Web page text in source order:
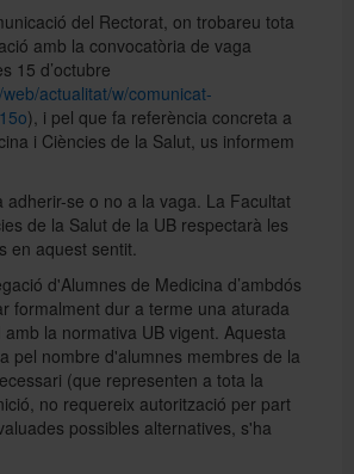
del Rectorat, on trobareu tota
amb la convocatòria de vaga
15 d’octubre
actualitat/w/comunicat-
), i pel que fa referència concreta a
i Ciències de la Salut, us informem
adherir-se o no a la vaga. La Facultat
de la Salut de la UB respectarà les
en aquest sentit.
d'Alumnes de Medicina d’ambdós
formalment dur a terme una aturada
la normativa UB vigent. Aquesta
pel nombre d'alumnes membres de la
(que representen a tota la
no requereix autorització per part
possibles alternatives, s'ha